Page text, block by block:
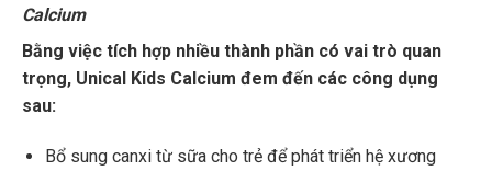
Calcium
Bằng việc tích hợp nhiều thành phần có vai trò quan
trọng, Unical Kids Calcium đem đến các công dụng
sau:
Bổ sung canxi từ sữa cho trẻ để phát triển hệ xương